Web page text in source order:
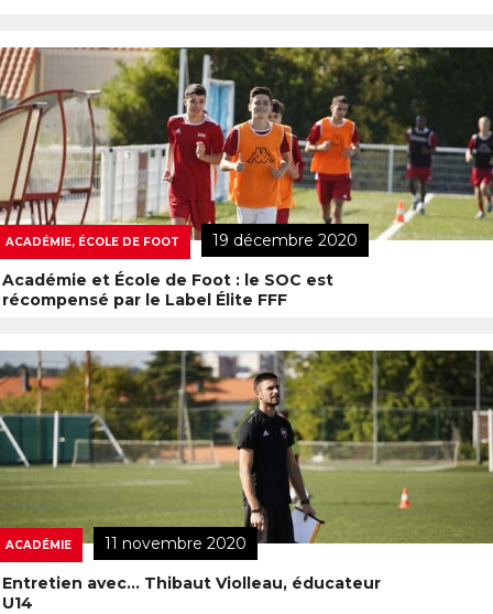
ACADÉMIE, ÉCOLE DE FOOT
19 décembre 2020
Académie et École de Foot : le SOC est
récompensé par le Label Élite FFF
ACADÉMIE
11 novembre 2020
Entretien avec… Thibaut Violleau, éducateur
U14